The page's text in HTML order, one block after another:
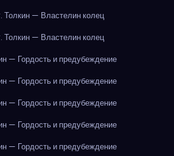
Толкин — Властелин колец
Толкин — Властелин колец
— Гордость и предубеждение
— Гордость и предубеждение
— Гордость и предубеждение
— Гордость и предубеждение
— Гордость и предубеждение